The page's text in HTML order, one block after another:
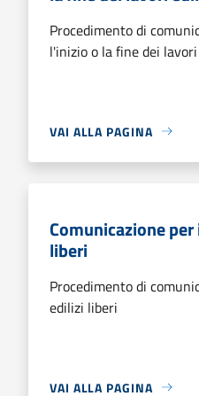
Procedimento di
l'inizio o la fine dei
VAI ALLA PAGINA
Comunicazione
liberi
Procedimento di
edilizi liberi
VAI ALLA PAGINA